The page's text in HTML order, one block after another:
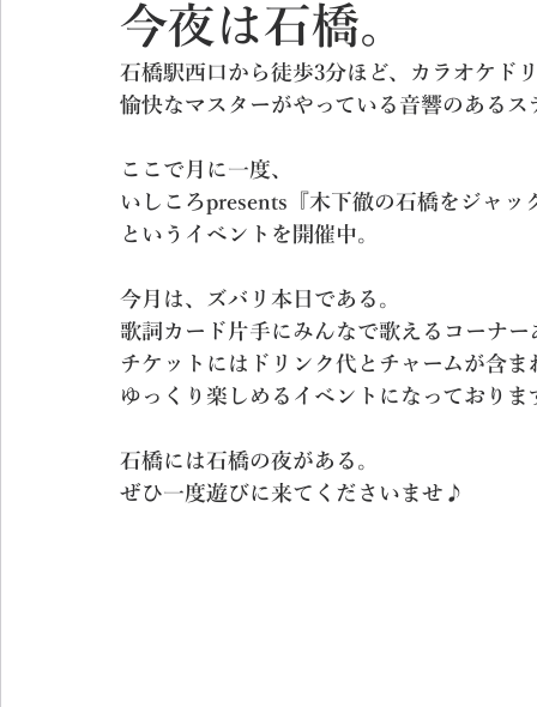
今夜は石橋。
石橋駅西口から徒歩3分ほど、カラオケド
愉快なマスターがやっている音響のある
ここで月に一度、
いしころpresents『木下徹の石橋をジャッ
というイベントを開催中。
今月は、ズバリ本日である。
歌詞カード片手にみんなで歌えるコーナー
チケットにはドリンク代とチャームが含ま
ゆっくり楽しめるイベントになっておりま
石橋には石橋の夜がある。
ぜひ一度遊びに来てくださいませ♪